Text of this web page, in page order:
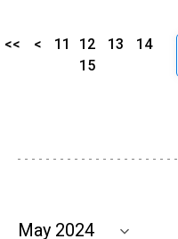
<< < 11 12 13
14
15